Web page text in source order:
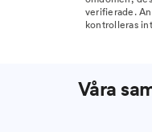
verifierade.
kontrolleras
Våra